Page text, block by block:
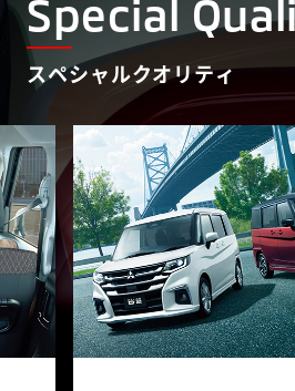
Special
スペシャルクオリティ